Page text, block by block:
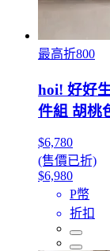
最高折800
hoi! 好好
件組 胡桃
$6,780
(售價已折)
$6,980
P幣
折扣